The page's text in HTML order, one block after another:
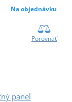
Na objednávku
Porovnať
panel